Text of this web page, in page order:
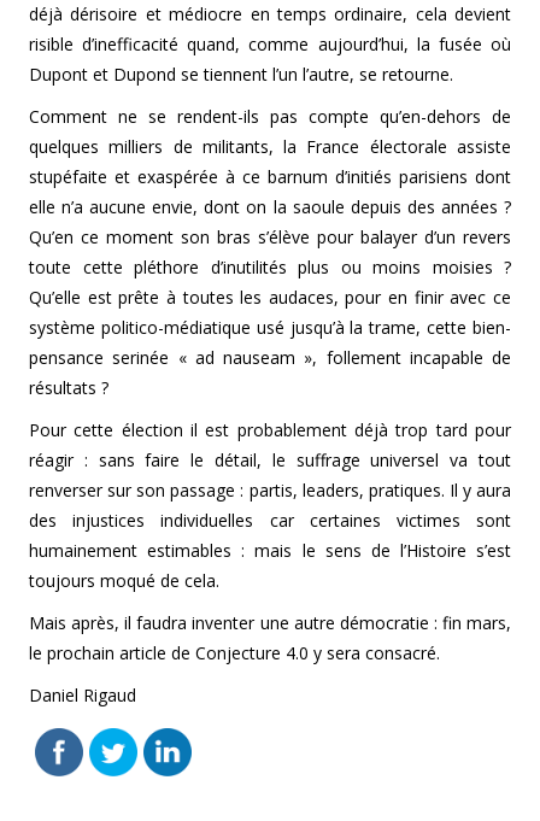
déjà dérisoire et médiocre en temps ordinaire, cela devient
risible d’inefficacité quand, comme aujourd’hui, la fusée où
Dupont et Dupond se tiennent l’un l’autre, se retourne.
Comment ne se rendent-ils pas compte qu’en-dehors de
quelques milliers de militants, la France électorale assiste
stupéfaite et exaspérée à ce barnum d’initiés parisiens dont
elle n’a aucune envie, dont on la saoule depuis des années ?
Qu’en ce moment son bras s’élève pour balayer d’un revers
toute cette pléthore d’inutilités plus ou moins moisies ?
Qu’elle est prête à toutes les audaces, pour en finir avec ce
système politico-médiatique usé jusqu’à la trame, cette bien-
pensance serinée « ad nauseam », follement incapable de
résultats ?
Pour cette élection il est probablement déjà trop tard pour
réagir : sans faire le détail, le suffrage universel va tout
renverser sur son passage : partis, leaders, pratiques. Il y aura
des injustices individuelles car certaines victimes sont
humainement estimables : mais le sens de l’Histoire s’est
toujours moqué de cela.
Mais après, il faudra inventer une autre démocratie : fin mars,
le prochain article de Conjecture 4.0 y sera consacré.
Daniel Rigaud